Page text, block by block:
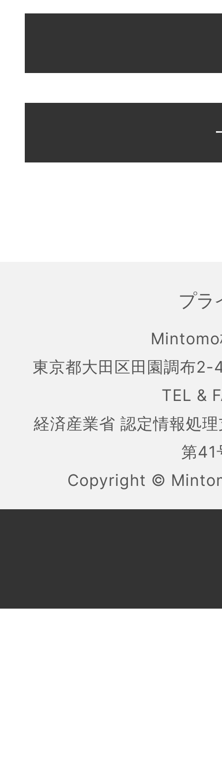
プラ
東京都大田区田園調布
TEL &
経済産業省 認定情報処
第
Copyright ©